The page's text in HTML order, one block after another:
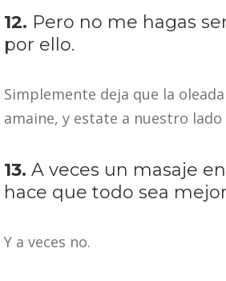
12. Pero no me hagas
por ello.
Simplemente deja que la
amaine, y estate a nuestro
13. A veces un masaje
hace que todo sea
Y a veces no.